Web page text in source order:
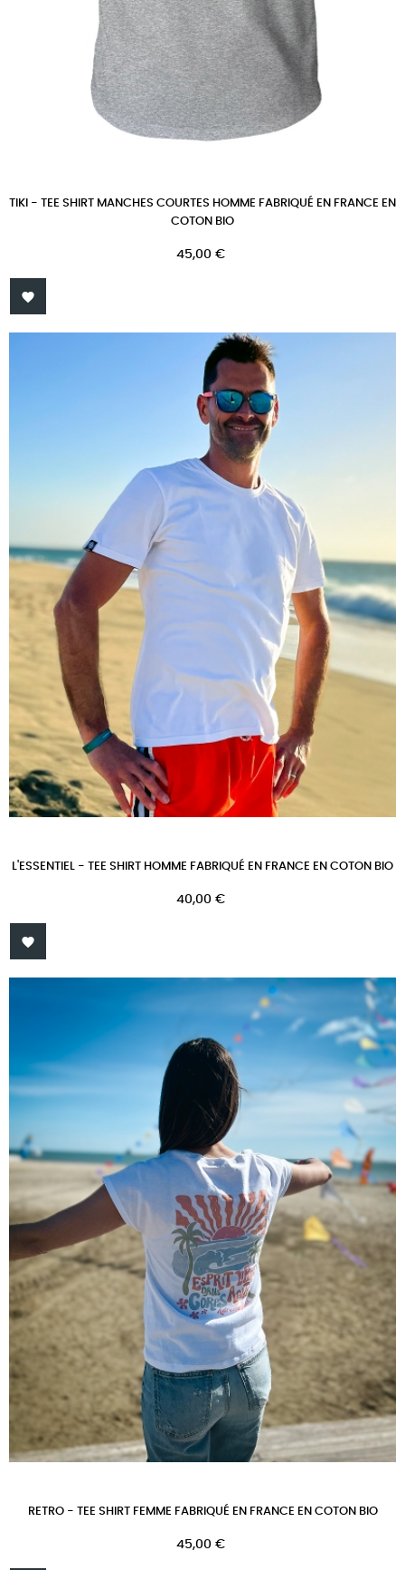
TIKI - TEE SHIRT MANCHES COURTES HOMME FABRIQUÉ EN FRANCE EN
COTON BIO
Prix
45,00 €

L'ESSENTIEL - TEE SHIRT HOMME FABRIQUÉ EN FRANCE EN COTON BIO
Prix
40,00 €

RETRO - TEE SHIRT FEMME FABRIQUÉ EN FRANCE EN COTON BIO
Prix
45,00 €